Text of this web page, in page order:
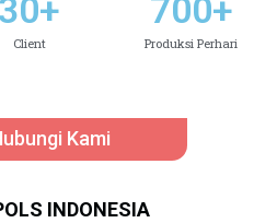
Kami
30+
Client
700+
Produksi Perhari
INDONESIA